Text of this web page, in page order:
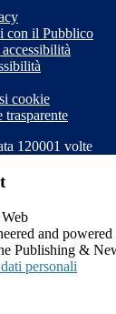
con il Pubblico
cookie
120001 volte
and
Publishing &
personali